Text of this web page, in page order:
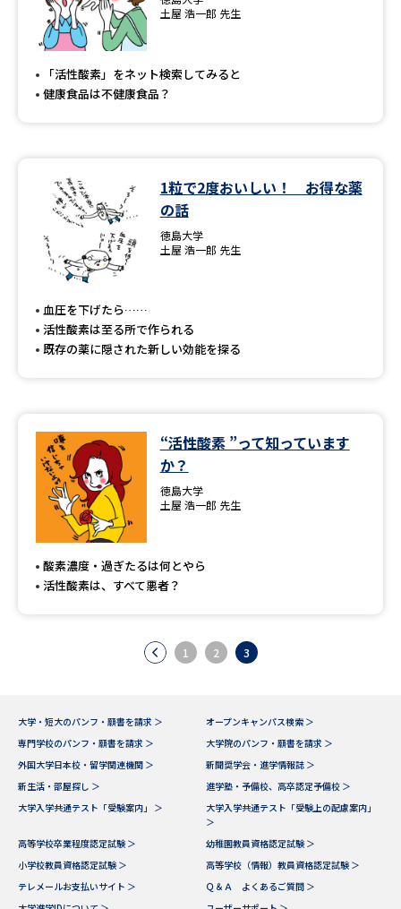
土屋 浩一郎 先生
「活性酸素」をネット検索してみると
健康食品は不健康食品？
1粒で2度おいしい！ お得な薬
の話
徳島大学
土屋 浩一郎 先生
血圧を下げたら……
活性酸素は至る所で作られる
既存の薬に隠された新しい効能を探る
“活性酸素 ”って知っています
か？
徳島大学
土屋 浩一郎 先生
酸素濃度・過ぎたるは何とやら
活性酸素は、すべて悪者？
1 2 3
大学・短大のパンフ・願書を請求 ＞
オープンキャンパス検索 ＞
専門学校のパンフ・願書を請求 ＞
大学院のパンフ・願書を請求 ＞
外国大学日本校・留学関連機関 ＞
新聞奨学会・進学情報誌 ＞
新生活・部屋探し ＞
進学塾・予備校、高卒認定予備校 ＞
大学入学共通テスト「受験案内」 ＞
大学入学共通テスト「受験上の配慮案内」
＞
高等学校卒業程度認定試験 ＞
幼稚園教員資格認定試験 ＞
小学校教員資格認定試験 ＞
高等学校（情報）教員資格認定試験 ＞
テレメールお支払いサイト ＞
Ｑ＆Ａ よくあるご質問 ＞